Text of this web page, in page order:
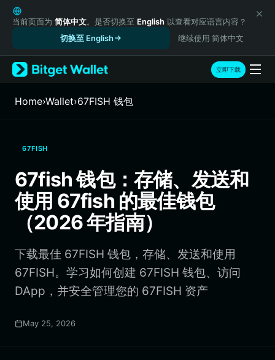
English
日本語
Русский
Español (Latinoamérica)
Türkçe
Italiano
繁體中文
Português (Portugal)
Bahasa Indonesia
ภาษาไทย
Português (Brasil)
Español (Argentina)
当前页面为 简体中文。是否切换至 English 以查看对应语言内容？
切换至 English
继续使用 简体中文
立即下载
Home›Wallet›67FISH 钱包
67FISH
67fish 钱包：存储、发送和
使用 67fish 的最佳钱包
（2026 年指南）
下载最佳 67FISH 钱包，存储、发送和使用
67FISH。学习如何创建 67FISH 钱包、访问
DApp，并安全管理您的 67FISH 资产
May 25, 2026